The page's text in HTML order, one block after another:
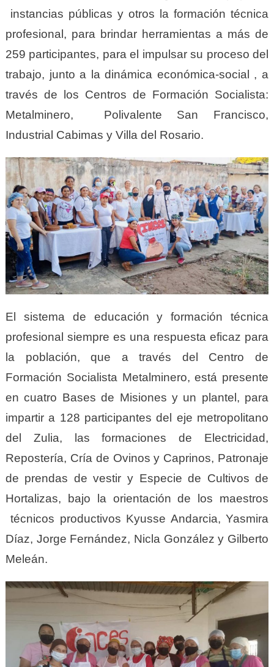
instancias públicas y otros la formación técnica
profesional, para brindar herramientas a más de
259 participantes, para el impulsar su proceso del
trabajo, junto a la dinámica económica-social , a
través de los Centros de Formación Socialista:
Metalminero, Polivalente San Francisco,
Industrial Cabimas y Villa del Rosario.
El sistema de educación y formación técnica
profesional siempre es una respuesta eficaz para
la población, que a través del Centro de
Formación Socialista Metalminero, está presente
en cuatro Bases de Misiones y un plantel, para
impartir a 128 participantes del eje metropolitano
del Zulia, las formaciones de Electricidad,
Repostería, Cría de Ovinos y Caprinos, Patronaje
de prendas de vestir y Especie de Cultivos de
Hortalizas, bajo la orientación de los maestros
técnicos productivos Kyusse Andarcia, Yasmira
Díaz, Jorge Fernández, Nicla González y Gilberto
Meleán.